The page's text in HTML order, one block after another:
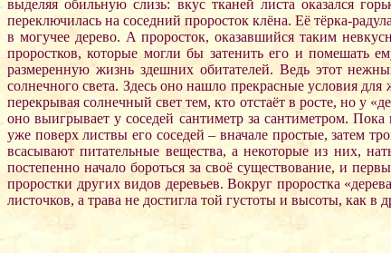
выделяя обильную слизь: вкус тканей листа оказался
переключилась на соседний проросток клёна. Её тёрка-
в могучее дерево. А проросток, оказавшийся таким
проростков, которые могли бы затенить его и помешать
размеренную жизнь здешних обитателей. Ведь этот
солнечного света. Здесь оно нашло прекрасные условия
перекрывая солнечный свет тем, кто отстаёт в росте, но у
оно выигрывает у соседей сантиметр за сантиметром.
уже поверх листвы его соседей – вначале простые, затем
всасывают питательные вещества, а некоторые из них,
постепенно начало бороться за своё существование, и
проростки других видов деревьев. Вокруг проростка
листочков, а трава не достигла той густоты и высоты, как в